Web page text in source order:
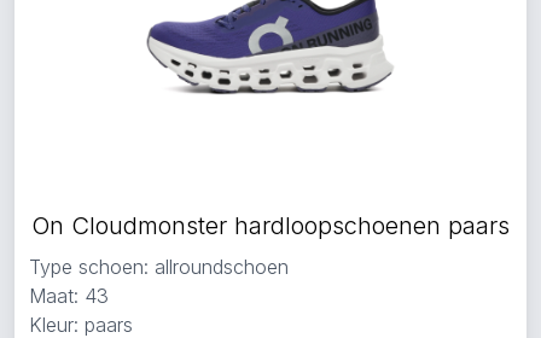
On Cloudmonster hardloopschoenen paars
Type schoen: allroundschoen
Maat: 43
Kleur: paars